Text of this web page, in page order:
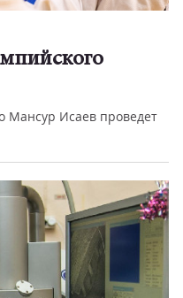
Исаев проведет